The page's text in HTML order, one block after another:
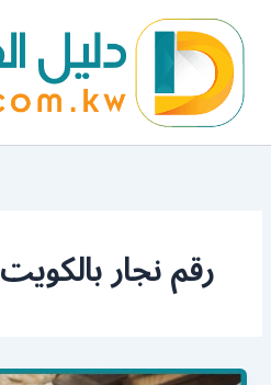
المحتوى
رقم نجار بالكويت